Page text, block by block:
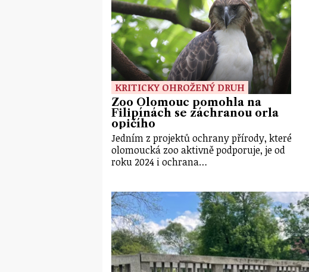
KRITICKY OHROŽENÝ DRUH
Zoo Olomouc pomohla na
Filipínách se záchranou orla
opičího
Jedním z projektů ochrany přírody, které
olomoucká zoo aktivně podporuje, je od
roku 2024 i ochrana…